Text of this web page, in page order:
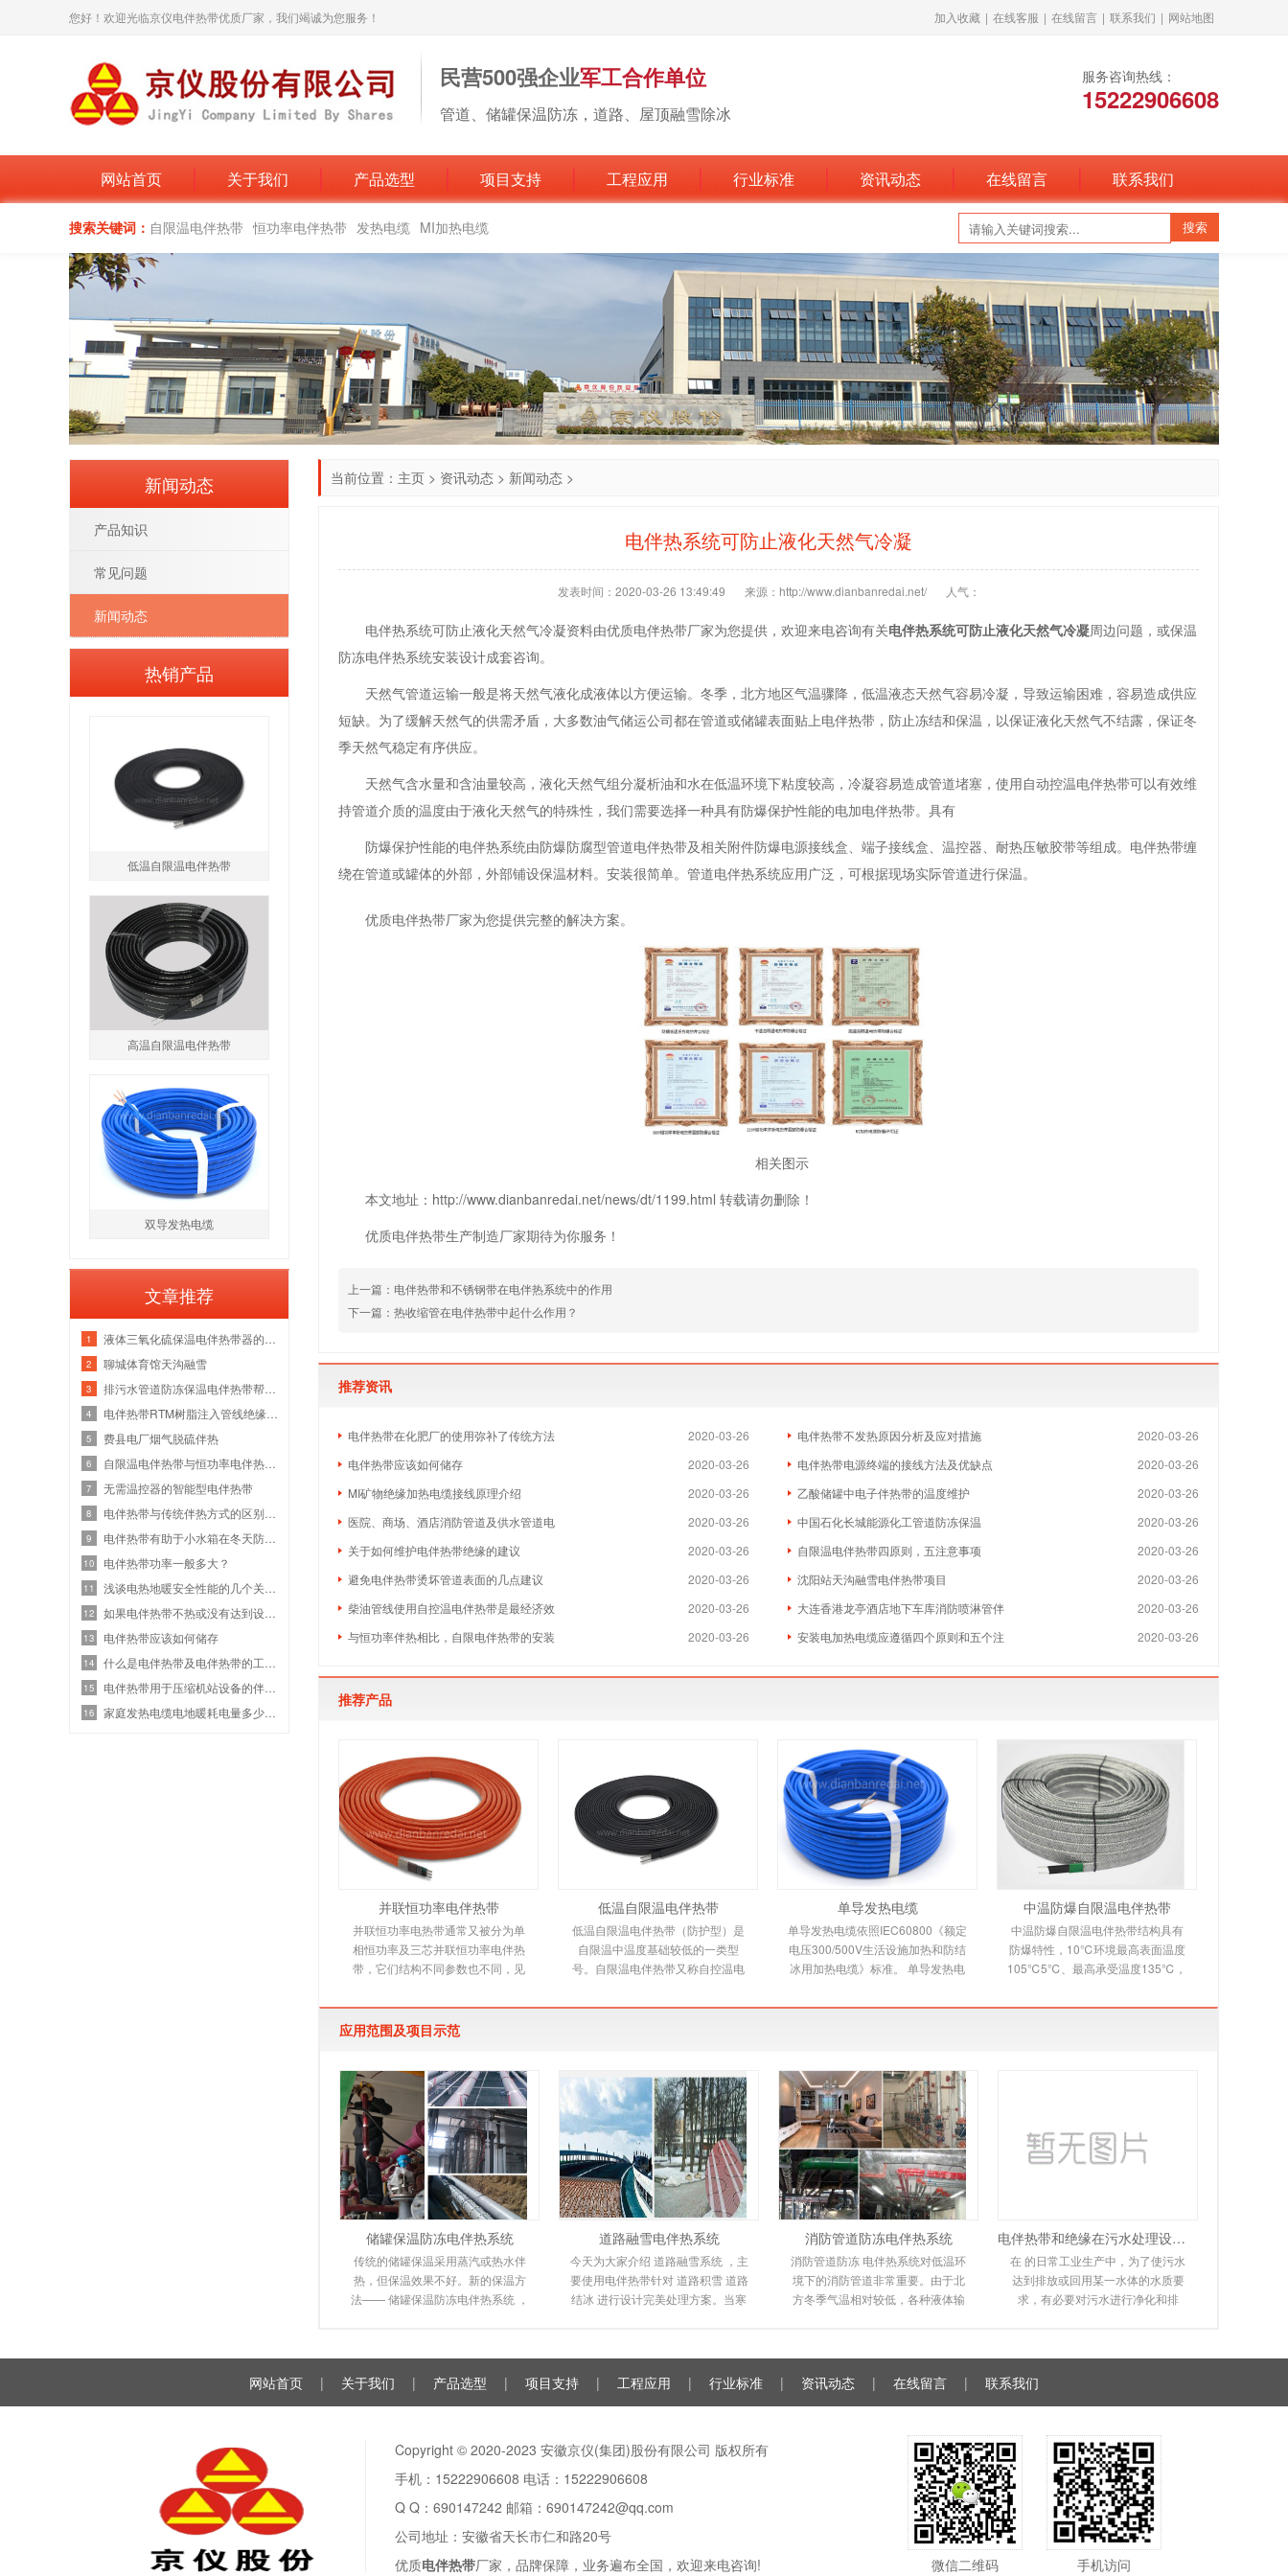
您好！欢迎光临京仪电伴热带优质厂家，我们竭诚为您服务！ 加入收藏 | 在线客服 | 在线留言 | 联系我们 | 网站地图
民营500强企业军工合作单位
管道、储罐保温防冻，道路、屋顶融雪除冰
服务咨询热线：
15222906608
网站首页 关于我们 产品选型 项目支持 工程应用 行业标准 资讯动态 在线留言 联系我们
搜索关键词： 自限温电伴热带 恒功率电伴热带 发热电缆 MI加热电缆
当前位置： 主页 > 资讯动态 > 新闻动态 >
电伴热系统可防止液化天然气冷凝
发表时间：2020-03-26 13:49:49 来源：http://www.dianbanredai.net/ 人气：
电伴热系统可防止液化天然气冷凝资料由优质电伴热带厂家为您提供，欢迎来电咨询有关电伴热系统可防止液化天然气冷凝周边问题，或保温
防冻电伴热系统安装设计成套咨询。
天然气管道运输一般是将天然气液化成液体以方便运输。冬季，北方地区气温骤降，低温液态天然气容易冷凝，导致运输困难，容易造成供应
短缺。为了缓解天然气的供需矛盾，大多数油气储运公司都在管道或储罐表面贴上电伴热带，防止冻结和保温，以保证液化天然气不结露，保证冬
季天然气稳定有序供应。
天然气含水量和含油量较高，液化天然气组分凝析油和水在低温环境下粘度较高，冷凝容易造成管道堵塞，使用自动控温电伴热带可以有效维
持管道介质的温度由于液化天然气的特殊性，我们需要选择一种具有防爆保护性能的电加电伴热带。具有
防爆保护性能的电伴热系统由防爆防腐型管道电伴热带及相关附件防爆电源接线盒、端子接线盒、温控器、耐热压敏胶带等组成。电伴热带缠
绕在管道或罐体的外部，外部铺设保温材料。安装很简单。管道电伴热系统应用广泛，可根据现场实际管道进行保温。
优质电伴热带厂家为您提供完整的解决方案。
相关图示
本文地址：http://www.dianbanredai.net/news/dt/1199.html 转载请勿删除！
优质电伴热带生产制造厂家期待为你服务！
上一篇： 电伴热带和不锈钢带在电伴热系统中的作用
下一篇： 热收缩管在电伴热带中起什么作用？
推荐资讯
2020-03-26
电伴热带在化肥厂的使用弥补了传统方法 2020-03-26
电伴热带不发热原因分析及应对措施
2020-03-26
电伴热带应该如何储存 2020-03-26
电伴热带电源终端的接线方法及优缺点
2020-03-26
MI矿物绝缘加热电缆接线原理介绍 2020-03-26
乙酸储罐中电子伴热带的温度维护
2020-03-26
医院、商场、酒店消防管道及供水管道电 2020-03-26
中国石化长城能源化工管道防冻保温
2020-03-26
关于如何维护电伴热带绝缘的建议 2020-03-26
自限温电伴热带四原则，五注意事项
2020-03-26
避免电伴热带烫坏管道表面的几点建议 2020-03-26
沈阳站天沟融雪电伴热带项目
2020-03-26
柴油管线使用自控温电伴热带是最经济效 2020-03-26
大连香港龙亭酒店地下车库消防喷淋管伴
2020-03-26
与恒功率伴热相比，自限电伴热带的安装 2020-03-26
安装电加热电缆应遵循四个原则和五个注
推荐产品
并联恒功率电伴热带
并联恒功率电热带通常又被分为单
相恒功率及三芯并联恒功率电伴热
带，它们结构不同参数也不同，见
是由多个发热节在
低温自限温电伴热带
低温自限温电伴热带（防护型）是
自限温中温度基础较低的一类型
号。自限温电伴热带又称自控温电
电热产品，由高分子
单导发热电缆
单导发热电缆依照IEC60800《额定
电压300/500V生活设施加热和防结
冰用加热电缆》标准。 单导发热电
烯绝缘，铝带屏蔽，防
中温防爆自限温电伴热带
中温防爆自限温电伴热带结构具有
防爆特性，10℃环境最高表面温度
105℃5℃、最高承受温度135℃，
带，它是新一代唯一带
应用范围及项目示范
储罐保温防冻电伴热系统
传统的储罐保温采用蒸汽或热水伴
热，但保温效果不好。新的保温方
法—— 储罐保温防冻电伴热系统 ，
道路融雪电伴热系统
今天为大家介绍 道路融雪系统 ，主
要使用电伴热带针对 道路积雪 道路
结冰 进行设计完美处理方案。当寒
消防管道防冻电伴热系统
消防管道防冻 电伴热系统对低温环
境下的消防管道非常重要。由于北
方冬季气温相对较低，各种液体输
电伴热带和绝缘在污水处理设备中的应用
在 的日常工业生产中，为了使污水
达到排放或回用某一水体的水质要
求，有必要对污水进行净化和排
新闻动态
产品知识
常见问题
新闻动态
热销产品
低温自限温电伴热带
高温自限温电伴热带
双导发热电缆
文章推荐
1
2 聊城体育馆天沟融雪
3
4
5 费县电厂烟气脱硫伴热
6
7 无需温控器的智能型电伴热带
8
9
10 电伴热带功率一般多大？
11
12
13 电伴热带应该如何储存
14
15
16
网站首页 | 关于我们 | 产品选型 | 项目支持 | 工程应用 | 行业标准 | 资讯动态 | 在线留言 | 联系我们
Copyright © 2020-2023 安徽京仪(集团)股份有限公司 版权所有
手机：15222906608 电话：15222906608
Q Q： 690147242 邮箱：690147242@qq.com
公司地址：安徽省天长市仁和路20号
优质电伴热带厂家，品牌保障，业务遍布全国，欢迎来电咨询! 微信二维码 手机访问